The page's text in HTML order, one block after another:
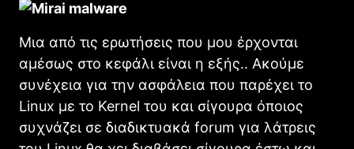
Μια από τις ερωτήσεις που μου έρχονται
αμέσως στο κεφάλι είναι η εξής.. Ακούμε
συνέχεια για την ασφάλεια που παρέχει το
Linux με το Kernel του και σίγουρα όποιος
συχνάζει σε διαδικτυακά forum για λάτρεις